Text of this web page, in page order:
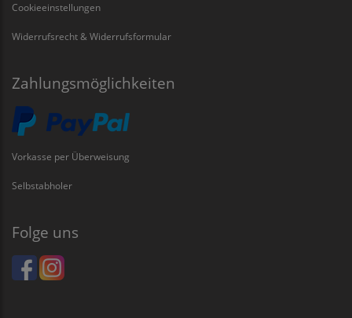
Cookieeinstellungen
Widerrufsrecht & Widerrufsformular
Zahlungsmöglichkeiten
Vorkasse per Überweisung
Selbstabholer
Folge uns